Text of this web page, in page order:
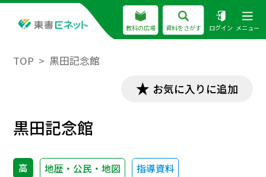
教科の広場 資料をさがす ログイン メニュー
TOP 黒田記念館
お気に入りに追加
黒田記念館
高 地歴・公民・地図 指導資料